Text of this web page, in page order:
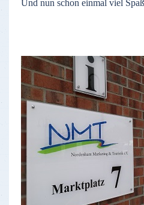
Und nun schon einmal viel